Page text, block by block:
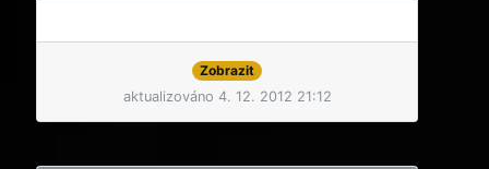
Zobrazit
aktualizováno 4. 12. 2012 21:12